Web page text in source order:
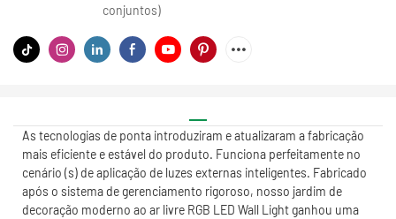
conjuntos)
As tecnologias de ponta introduziram e atualizaram a fabricação
mais eficiente e estável do produto. Funciona perfeitamente no
cenário (s) de aplicação de luzes externas inteligentes. Fabricado
após o sistema de gerenciamento rigoroso, nosso jardim de
decoração moderno ao ar livre RGB LED Wall Light ganhou uma